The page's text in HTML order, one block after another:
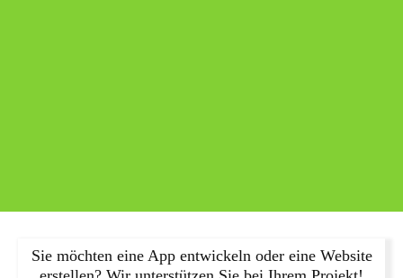
Sie möchten eine App entwickeln oder eine Website